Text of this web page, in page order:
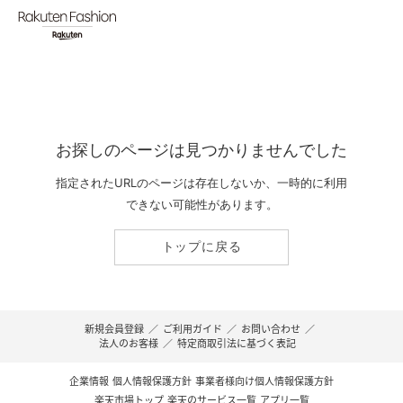
お探しのページは見つかりませんでした
指定されたURLのページは存在しないか、一時的に利用
できない可能性があります。
トップに戻る
新規会員登録 ／ ご利用ガイド ／ お問い合わせ ／
法人のお客様 ／ 特定商取引法に基づく表記
企業情報 個人情報保護方針 事業者様向け個人情報保護方針
楽天市場トップ 楽天のサービス一覧 アプリ一覧